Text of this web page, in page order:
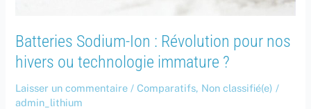
Batteries Sodium-Ion : Révolution pour nos
hivers ou technologie immature ?
Laisser un commentaire /Comparatifs, Non classifié(e) /
admin_lithium
technologie
immature
?